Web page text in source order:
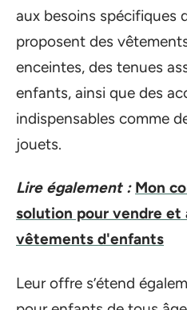
aux besoins spécifiques
proposent des
enceintes, des tenues
enfants, ainsi que des
indispensables comme
jouets.
Lire également : Mon
solution pour vendre et
vêtements d'enfants
Leur offre s’étend